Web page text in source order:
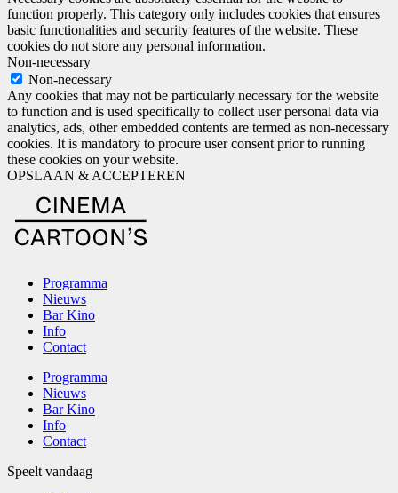
function properly. This category only includes cookies that ensures
basic functionalities and security features of the website. These
cookies do not store any personal information.
Non-necessary
Non-necessary
Any cookies that may not be particularly necessary for the website
to function and is used specifically to collect user personal data via
analytics, ads, other embedded contents are termed as non-necessary
cookies. It is mandatory to procure user consent prior to running
these cookies on your website.
OPSLAAN & ACCEPTEREN
Programma
Nieuws
Bar Kino
Info
Contact
Programma
Nieuws
Bar Kino
Info
Contact
Speelt vandaag